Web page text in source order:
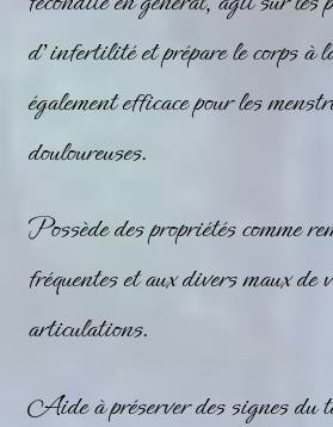
d’infertilité et prépare le corps à
également efficace pour les
douloureuses.
Possède des propriétés comme
fréquentes et aux divers maux de
articulations.
Aide à préserver des signes du